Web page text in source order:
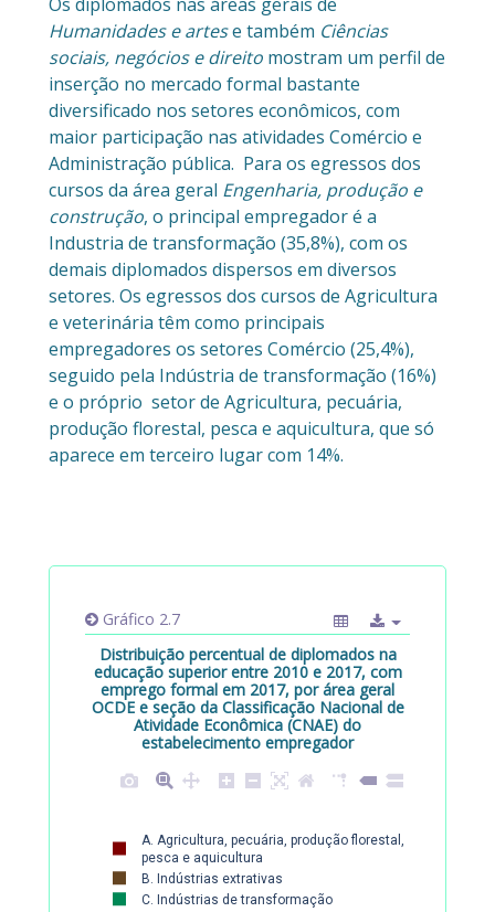
Humanidades e artese também Ciências
sociais, negócios e direito mostram um perfil de
inserção no mercado formal bastante
diversificado nos setores econômicos, com
maior participação nas atividades Comércio e
Administração pública. Para os egressos dos
cursos da área geral Engenharia, produção e
construção, o principal empregador é a
Industria de transformação (35,8%), com os
demais diplomados dispersos em diversos
setores. Os egressos dos cursos de Agricultura
e veterinária têm como principais
empregadores os setores Comércio (25,4%),
seguido pela Indústria de transformação (16%)
e o próprio setor de Agricultura, pecuária,
produção florestal, pesca e aquicultura, que só
aparece em terceiro lugar com 14%.
Gráfico 2.7
Distribuição percentual de diplomados na
educação superior entre 2010 e 2017, com
emprego formal em 2017, por área geral
OCDE e seção da Classificação Nacional de
Atividade Econômica (CNAE) do
estabelecimento empregador
90%
100%
A. Agricultura, pecuária, produção florestal,
pesca e aquicultura
B. Indústrias extrativas
C. Indústrias de transformação